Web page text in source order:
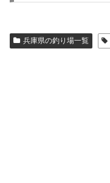
兵庫県の釣り場一覧